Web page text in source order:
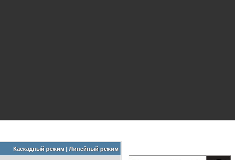
Каскадный режим| Линейный режим